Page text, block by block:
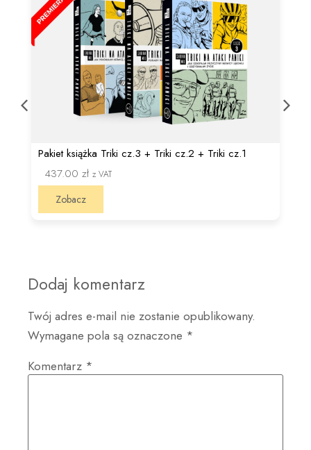
Pakiet książka Triki cz.3 + Triki cz.2 + Triki cz.1
437.00 zł z VAT
Zobacz
Dodaj komentarz
Twój adres e-mail nie zostanie opublikowany.
Wymagane pola są oznaczone *
Komentarz *